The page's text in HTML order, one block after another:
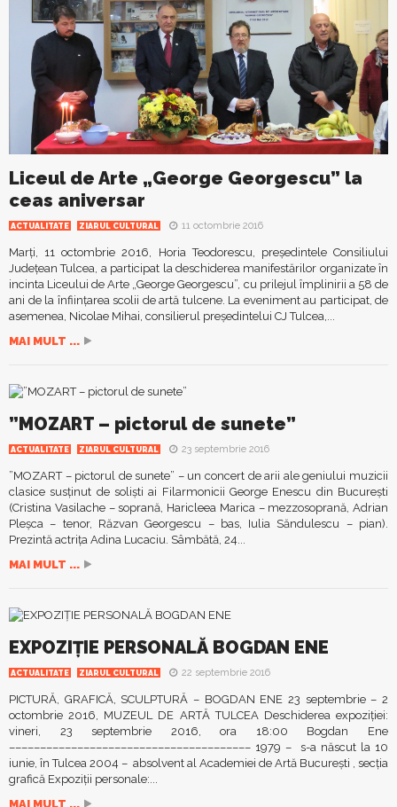
Liceul de Arte „George Georgescu” la
ceas aniversar
ACTUALITATE ZIARUL CULTURAL 11 octombrie 2016
Marți, 11 octombrie 2016, Horia Teodorescu, președintele Consiliului
Județean Tulcea, a participat la deschiderea manifestărilor organizate în
incinta Liceului de Arte „George Georgescu”, cu prilejul împlinirii a 58 de
ani de la înființarea scolii de artă tulcene. La eveniment au participat, de
asemenea, Nicolae Mihai, consilierul preşedintelui CJ Tulcea,...
MAI MULT ...
”MOZART – pictorul de sunete”
ACTUALITATE ZIARUL CULTURAL 23 septembrie 2016
”MOZART – pictorul de sunete” – un concert de arii ale geniului muzicii
clasice susținut de soliști ai Filarmonicii George Enescu din București
(Cristina Vasilache – soprană, Haricleea Marica – mezzosoprană, Adrian
Pleșca – tenor, Răzvan Georgescu – bas, Iulia Săndulescu – pian).
Prezintă actrița Adina Lucaciu. Sâmbătă, 24...
MAI MULT ...
EXPOZIȚIE PERSONALĂ BOGDAN ENE
ACTUALITATE ZIARUL CULTURAL 22 septembrie 2016
PICTURĂ, GRAFICĂ, SCULPTURĂ – BOGDAN ENE 23 septembrie – 2
octombrie 2016, MUZEUL DE ARTĂ TULCEA Deschiderea expoziției:
vineri, 23 septembrie 2016, ora 18:00 Bogdan Ene
––––––––––––––––––––––––––––––––––––––– 1979 – s-a născut la 10
iunie, în Tulcea 2004 – absolvent al Academiei de Artă București , secţia
grafică Expoziţii personale:...
MAI MULT ...